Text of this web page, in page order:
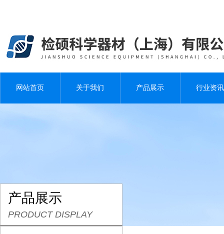
网站首页 关于我们 产品展示 行业资讯
产品展示
PRODUCT DISPLAY